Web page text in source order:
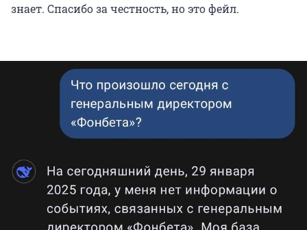
знает. Спасибо за честность, но это фейл.